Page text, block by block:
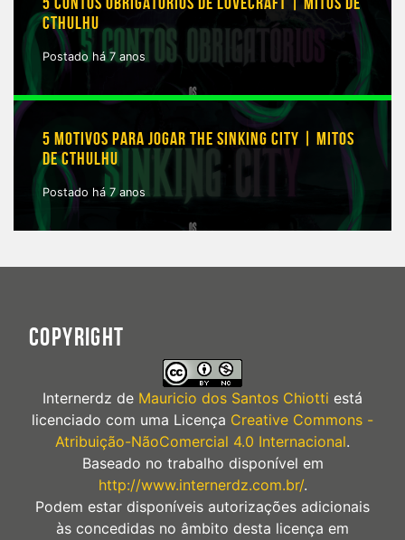
CTHULHU
Postado há 7 anos
5 MOTIVOS PARA JOGAR THE SINKING CITY | MITOS
DE CTHULHU
Postado há 7 anos
COPYRIGHT
Internerdz de Mauricio dos Santos Chiotti está
licenciado com uma Licença Creative Commons -
Atribuição-NãoComercial 4.0 Internacional.
Baseado no trabalho disponível em
http://www.internerdz.com.br/.
Podem estar disponíveis autorizações adicionais
às concedidas no âmbito desta licença em